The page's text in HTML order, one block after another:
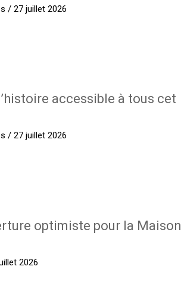
/ 27 juillet 2026
accessible à tous cet
/ 27 juillet 2026
optimiste pour la Maison
2026